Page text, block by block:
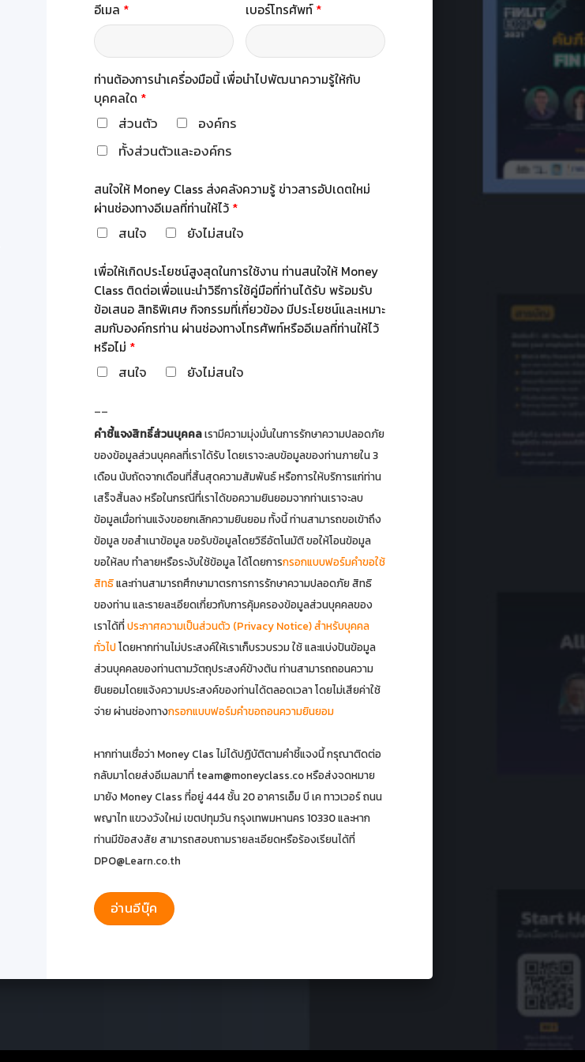
อีเมล * เบอร์โทรศัพท์*
ท่านต้องการนำเครื่องมือนี้ เพื่อนำไปพัฒนาความรู้ให้กับ
บุคคลใด *
ส่วนตัว
องค์กร
ทั้งส่วนตัวและองค์กร
สนใจให้ Money Class ส่งคลังความรู้ ข่าวสารอัปเดตใหม่
ผ่านช่องทางอีเมลที่ท่านให้ไว้ *
สนใจ ยังไม่สนใจ
เพื่อให้เกิดประโยชน์สูงสุดในการใช้งาน ท่านสนใจให้ Money
Class ติดต่อเพื่อแนะนำวิธีการใช้คู่มือที่ท่านได้รับ พร้อมรับ
ข้อเสนอ สิทธิพิเศษ กิจกรรมที่เกี่ยวข้อง มีประโยชน์และเหมาะ
สมกับองค์กรท่าน ผ่านช่องทางโทรศัพท์หรืออีเมลที่ท่านให้ไว้
หรือไม่ *
สนใจ ยังไม่สนใจ
--
คำชี้แจงสิทธิ์ส่วนบุคคลเรามีความมุ่งมั่นในการรักษาความปลอดภัย
ของข้อมูลส่วนบุคคลที่เราได้รับ โดยเราจะลบข้อมูลของท่านภายใน 3
เดือน นับถัดจากเดือนที่สิ้นสุดความสัมพันธ์ หรือการให้บริการแก่ท่าน
เสร็จสิ้นลง หรือในกรณีที่เราได้ขอความยินยอมจากท่านเราจะลบ
ข้อมูลเมื่อท่านแจ้งขอยกเลิกความยินยอม ทั้งนี้ ท่านสามารถขอเข้าถึง
ข้อมูล ขอสำเนาข้อมูล ขอรับข้อมูลโดยวิธีอัตโนมัติ ขอให้โอนข้อมูล
ขอให้ลบ ทำลายหรือระงับใช้ข้อมูล ได้โดยการกรอกแบบฟอร์มคำขอใช้
สิทธิและท่านสามารถศึกษามาตรการการรักษาความปลอดภัย สิทธิ
ของท่าน และรายละเอียดเกี่ยวกับการคุ้มครองข้อมูลส่วนบุคคลของ
เราได้ที่ประกาศความเป็นส่วนตัว (Privacy Notice) สำหรับบุคคล
ทั่วไปโดยหากท่านไม่ประสงค์ให้เราเก็บรวบรวม ใช้ และแบ่งปันข้อมูล
ส่วนบุคคลของท่านตามวัตถุประสงค์ข้างต้น ท่านสามารถถอนความ
ยินยอมโดยแจ้งความประสงค์ของท่านได้ตลอดเวลา โดยไม่เสียค่าใช้
จ่าย ผ่านช่องทางกรอกแบบฟอร์มคำขอถอนความยินยอม
หากท่านเชื่อว่า Money Clas ไม่ได้ปฏิบัติตามคำชี้แจงนี้ กรุณาติดต่อ
กลับมาโดยส่งอีเมลมาที่ team@moneyclass.coหรือส่งจดหมาย
มายัง Money Class ที่อยู่ 444 ชั้น 20 อาคารเอ็ม บี เค ทาวเวอร์ ถนน
พญาไท แขวงวังใหม่ เขตปทุมวัน กรุงเทพมหานคร 10330 และหาก
ท่านมีข้อสงสัย สามารถสอบถามรายละเอียดหรือร้องเรียนได้ที่
DPO@Learn.co.th